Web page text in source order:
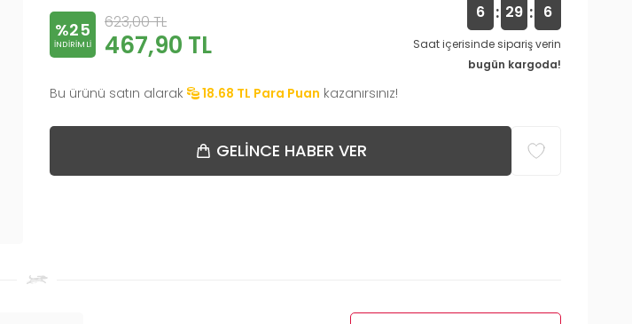
%25
INDIRIMLI
623,00TL
467,90 TL
6 : 29 : 5
Saat içerisinde sipariş verin
bugün kargoda!
Bu ürünü satın alarak 18.68 TL Para Puan kazanırsınız!
GELINCE HABER VER